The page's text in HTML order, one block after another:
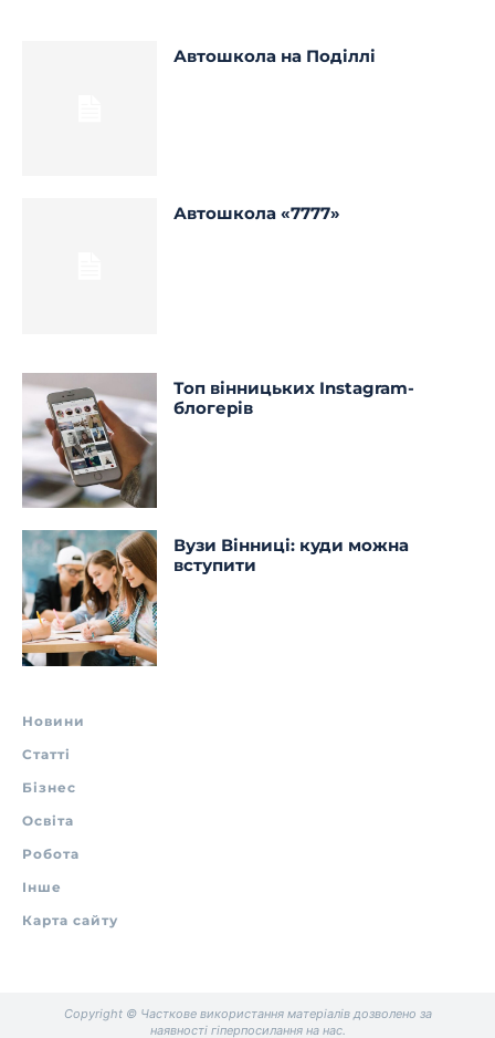
Автошкола на Поділлі
Автошкола «7777»
Топ вінницьких Instagram-
блогерів
Вузи Вінниці: куди можна
вступити
Новини
Статті
Бізнес
Освіта
Робота
Інше
Карта сайту
Copyright © Часткове використання матеріалів дозволено за
наявності гіперпосилання на нас.